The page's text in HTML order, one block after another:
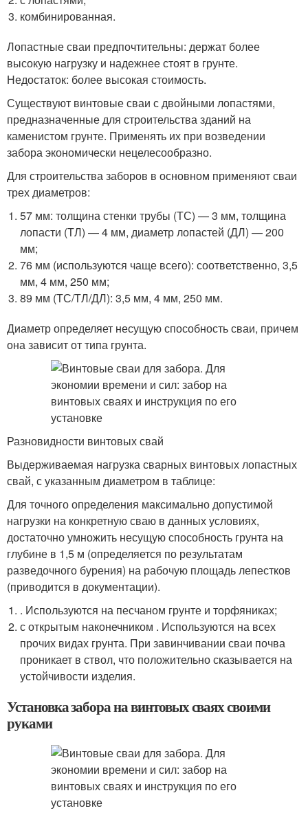
комбинированная.
Лопастные сваи предпочтительны: держат более
высокую нагрузку и надежнее стоят в грунте.
Недостаток: более высокая стоимость.
Существуют винтовые сваи с двойными лопастями,
предназначенные для строительства зданий на
каменистом грунте. Применять их при возведении
забора экономически нецелесообразно.
Для строительства заборов в основном применяют сваи
трех диаметров:
57 мм: толщина стенки трубы (ТС) — 3 мм, толщина
лопасти (ТЛ) — 4 мм, диаметр лопастей (ДЛ) — 200
мм;
76 мм (используются чаще всего): соответственно, 3,5
мм, 4 мм, 250 мм;
89 мм (ТС/ТЛ/ДЛ): 3,5 мм, 4 мм, 250 мм.
Диаметр определяет несущую способность сваи, причем
она зависит от типа грунта.
Разновидности винтовых свай
Выдерживаемая нагрузка сварных винтовых лопастных
свай, с указанным диаметром в таблице:
Для точного определения максимально допустимой
нагрузки на конкретную сваю в данных условиях,
достаточно умножить несущую способность грунта на
глубине в 1,5 м (определяется по результатам
разведочного бурения) на рабочую площадь лепестков
(приводится в документации).
. Используются на песчаном грунте и торфяниках;
с открытым наконечником . Используются на всех
прочих видах грунта. При завинчивании сваи почва
проникает в ствол, что положительно сказывается на
устойчивости изделия.
Установка забора на винтовых сваях своими
руками